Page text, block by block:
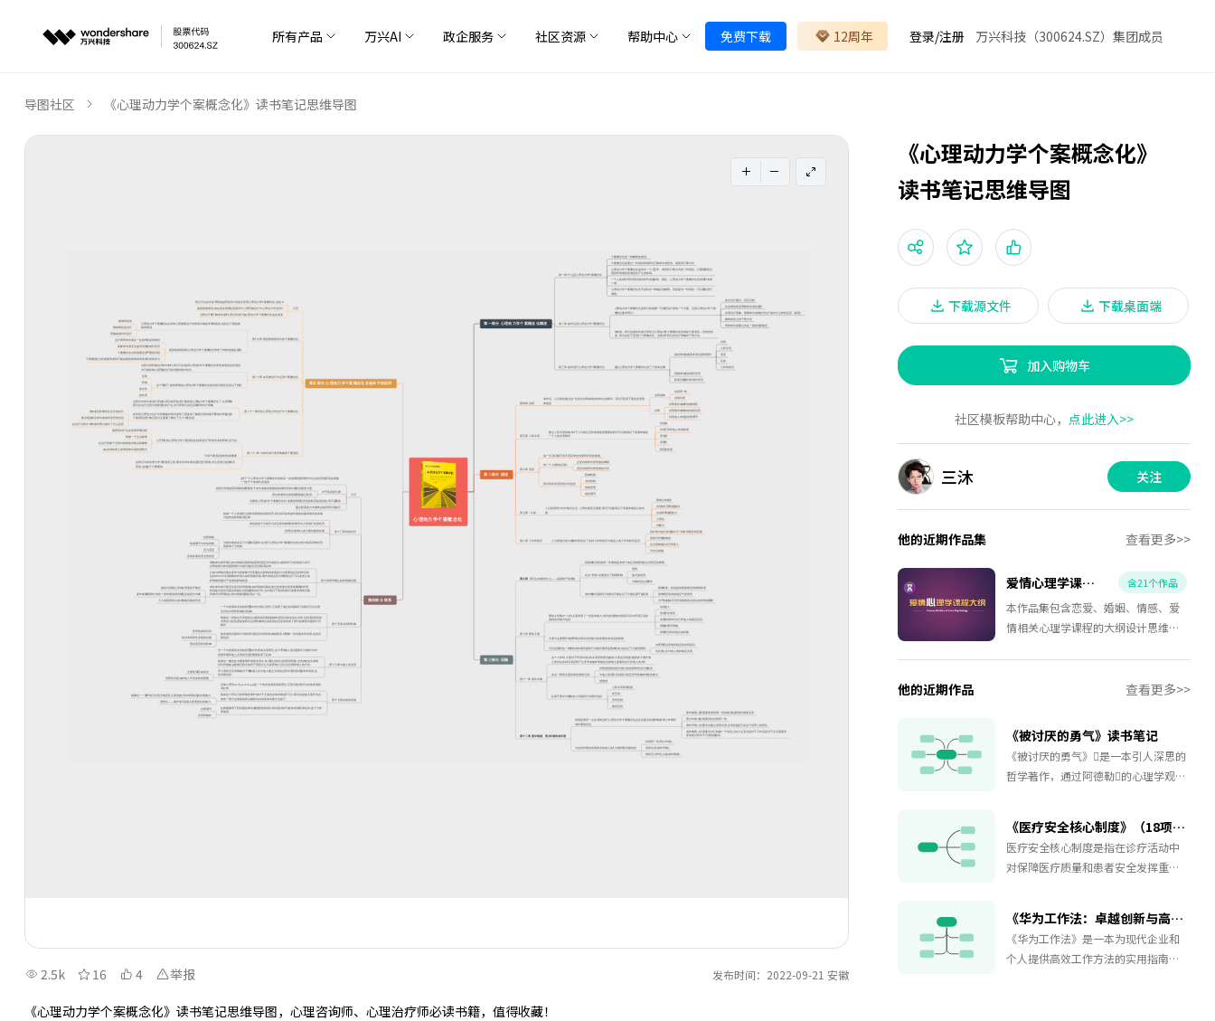
所有产品 万兴AI 政企服务 社区资源 帮助中心 免费下载 12周年 登录/注册 万兴科技（300624.SZ）集团成员
导图社区 《心理动力学个案概念化》读书笔记思维导图
2.5k 16 4 举报 发布时间：2022-09-21 安徽
《心理动力学个案概念化》读书笔记思维导图，心理咨询师、心理治疗师必读书籍，值得收藏！
《心理动力学个案概念化》
读书笔记思维导图
下载源文件 下载桌面端
加入购物车
社区模板帮助中心， 点此进入>>
三沐 关注
他的近期作品集 查看更多>>
爱情心理学课程大纲 含21个作品
本作品集包含恋爱、婚姻、情感、爱
情相关心理学课程的大纲设计思维导
他的近期作品 查看更多>>
《被讨厌的勇气》读书笔记
《被讨厌的勇气》是一本引人深思的
哲学著作，通过阿德勒的心理学观
想在于，人们的幸福和自由不是通过
避免被讨厌来实现的，而是通过接受
可能会被他人讨厌的事实，勇敢地面
真正的内心自由和满足。
《医疗安全核心制度》（18项核心制度）
医疗安全核心制度是指在诊疗活动中
对保障医疗质量和患者安全发挥重要
全核心制度共有18项。这些制度旨在
确保医疗机构及其医务人员在诊疗活
动中严格遵守相关规定，保障患者的
《华为工作法：卓越创新与高效执行的秘诀》
《华为工作法》是一本为现代企业和
个人提供高效工作方法的实用指南。